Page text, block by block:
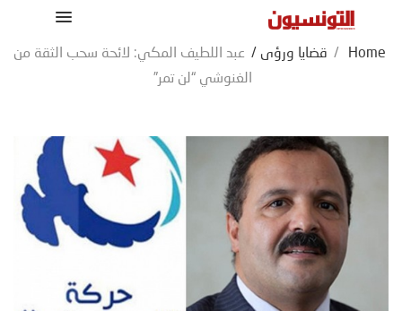
Home
/ قضايا ورؤى / عبد اللطيف المكي: لائحة سحب الثقة من
الغنوشي “لن تمر”